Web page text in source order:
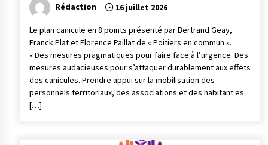
Rédaction 16 juillet 2026
Le plan canicule en 8 points présenté par Bertrand Geay,
Franck Plat et Florence Paillat de « Poitiers en commun ».
« Des mesures pragmatiques pour faire face à l’urgence. Des
mesures audacieuses pour s’attaquer durablement aux effets
des canicules. Prendre appui sur la mobilisation des
personnels territoriaux, des associations et des habitant·es.
[…]